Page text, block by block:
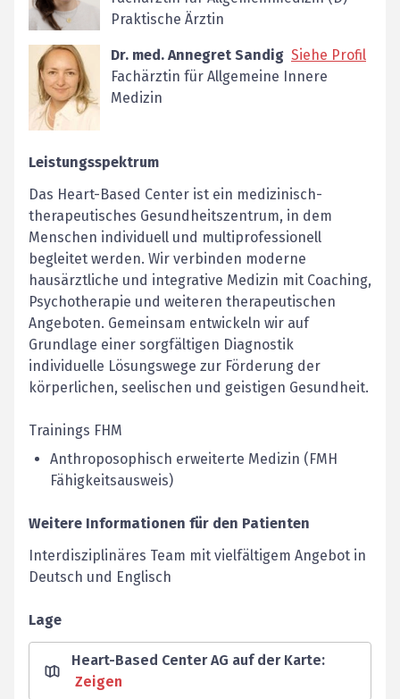
Praktische Ärztin
Dr. med. Annegret Sandig Siehe Profil
Fachärztin für Allgemeine Innere
Medizin
Leistungsspektrum
Das Heart-Based Center ist ein medizinisch-
therapeutisches Gesundheitszentrum, in dem
Menschen individuell und multiprofessionell
begleitet werden. Wir verbinden moderne
hausärztliche und integrative Medizin mit Coaching,
Psychotherapie und weiteren therapeutischen
Angeboten. Gemeinsam entwickeln wir auf
Grundlage einer sorgfältigen Diagnostik
individuelle Lösungswege zur Förderung der
körperlichen, seelischen und geistigen Gesundheit.
Trainings FHM
Anthroposophisch erweiterte Medizin (FMH
Fähigkeitsausweis)
Weitere Informationen für den Patienten
Interdisziplinäres Team mit vielfältigem Angebot in
Deutsch und Englisch
Lage
Heart-Based Center AG auf der Karte:
Zeigen